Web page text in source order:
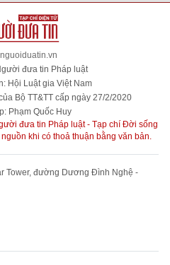
đưa tin Pháp luật
Hội Luật gia Việt Nam
Bộ TT&TT cấp ngày 27/2/2020
Phạm Quốc Huy
đưa tin Pháp luật - Tạp chí Đời sống
khi có thoả thuận bằng văn bản.
Tower, đường Dương Đình Nghệ -